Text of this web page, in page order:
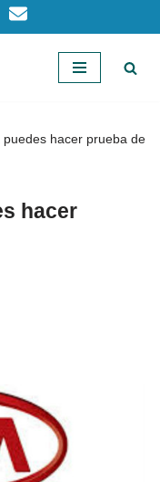
puedes hacer prueba de
hacer